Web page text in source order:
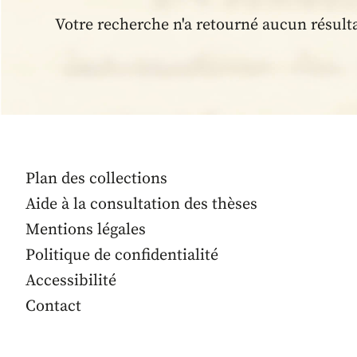
Votre recherche n'a retourné aucun
Plan des collections
Aide à la consultation des thèses
Mentions légales
Politique de confidentialité
Accessibilité
Contact